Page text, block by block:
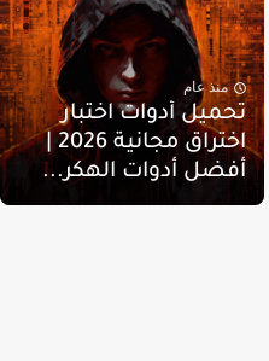
منذ عام
تحميل أدوات اختبار
اختراق مجانية 2026 |
أفضل أدوات الهكر...